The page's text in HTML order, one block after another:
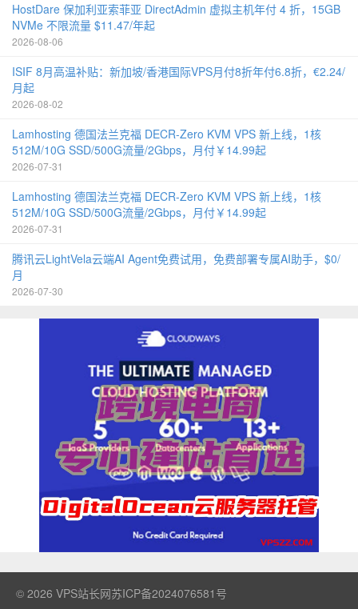
HostDare 保加利亚索菲亚 DirectAdmin 虚拟主机年付 4 折，15GB
NVMe 不限流量 $11.47/年起
2026-08-06
ISIF 8月高温补贴：新加坡/香港国际VPS月付8折年付6.8折，€2.24/
月起
2026-08-02
Lamhosting 德国法兰克福 DECR-Zero KVM VPS 新上线，1核
512M/10G SSD/500G流量/2Gbps，月付￥14.99起
2026-07-31
Lamhosting 德国法兰克福 DECR-Zero KVM VPS 新上线，1核
512M/10G SSD/500G流量/2Gbps，月付￥14.99起
2026-07-31
腾讯云LightVela云端AI Agent免费试用，免费部署专属AI助手，$0/
月
2026-07-30
© 2026 VPS站长网苏ICP备2024076581号